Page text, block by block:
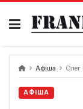
Skip
content
Афіша Олег
АФІША